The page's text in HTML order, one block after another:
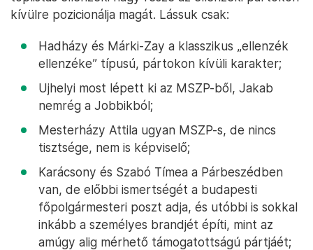
kívülre pozicionálja magát. Lássuk csak:
Hadházy és Márki-Zay a klasszikus „ellenzék
ellenzéke” típusú, pártokon kívüli karakter;
Ujhelyi most lépett ki az MSZP-ből, Jakab
nemrég a Jobbikból;
Mesterházy Attila ugyan MSZP-s, de nincs
tisztsége, nem is képviselő;
Karácsony és Szabó Tímea a Párbeszédben
van, de előbbi ismertségét a budapesti
főpolgármesteri poszt adja, és utóbbi is sokkal
inkább a személyes brandjét építi, mint az
amúgy alig mérhető támogatottságú pártjáét;